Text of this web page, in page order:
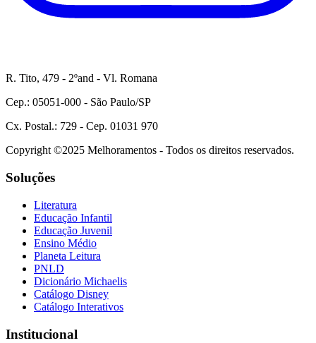
R. Tito, 479 - 2ºand - Vl. Romana
Cep.: 05051-000 - São Paulo/SP
Cx. Postal.: 729 - Cep. 01031 970
Copyright ©2025 Melhoramentos - Todos os direitos reservados.
Soluções
Literatura
Educação Infantil
Educação Juvenil
Ensino Médio
Planeta Leitura
PNLD
Dicionário Michaelis
Catálogo Disney
Catálogo Interativos
Institucional